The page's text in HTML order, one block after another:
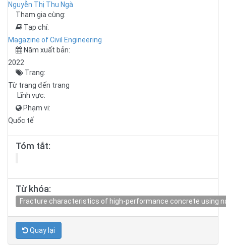
Nguyễn Thị Thu Ngà
Tham gia cùng:
Tạp chí:
Magazine of Civil Engineering
Năm xuất bản:
2022
Trang:
Từ trang đến trang
Lĩnh vực:
Phạm vi:
Quốc tế
Tóm tắt:
Từ khóa:
Fracture characteristics of high-performance concrete using
Quay lại